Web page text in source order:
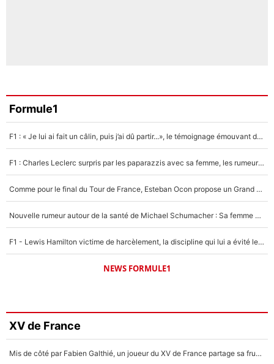
Formule1
F1 : « Je lui ai fait un câlin, puis j’ai dû partir...», le témoignage émouvant de Max Verstappen sur sa fille
F1 : Charles Leclerc surpris par les paparazzis avec sa femme, les rumeurs étaient vraies !
Comme pour le final du Tour de France, Esteban Ocon propose un Grand Prix de Formule 1 à Paris : «Autour de l’Arc de Triomphe, ce serait génial» !
Nouvelle rumeur autour de la santé de Michael Schumacher : Sa femme Corinna sort du silence
F1 - Lewis Hamilton victime de harcèlement, la discipline qui lui a évité le pire : «J'aurais probablement mal tourné»
NEWS FORMULE1
XV de France
Mis de côté par Fabien Galthié, un joueur du XV de France partage sa frustration : «ils ne me l’ont pas dit tout de suite»